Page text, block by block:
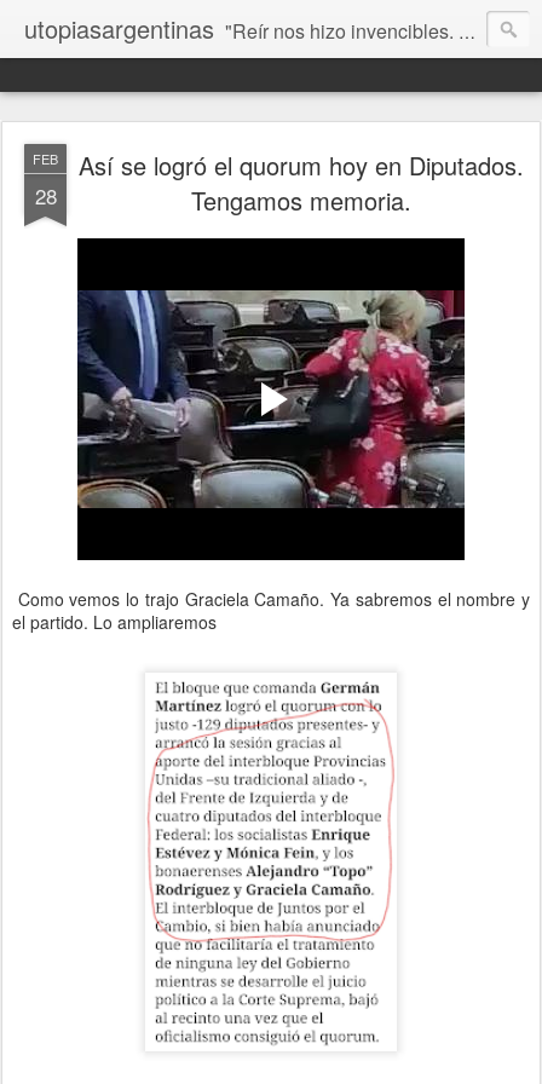
utopiasargentinas "Reír nos hizo invencibles. No como los que siempre ganan, sino como aquellos que no se rinden”. Frida Kahlo
FEB
28
Así se logró el quorum hoy en Diputados.
Tengamos memoria.
Como vemos lo trajo Graciela Camaño. Ya sabremos el nombre y
el partido. Lo ampliaremos